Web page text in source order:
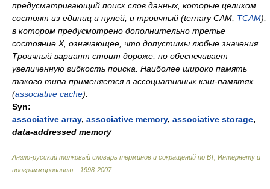
предусматривающий поиск слов данных, которые целиком
состоят из единиц и нулей, и троичный (ternary САМ, TCAM),
в котором предусмотрено дополнительно третье
состояние Х, означающее, что допустимы любые значения.
Троичный вариант стоит дороже, но обеспечивает
увеличенную гибкость поиска. Наиболее широко память
такого типа применяется в ассоциативных кэш-памятях
(associative cache).
Syn:
associative array, associative memory, associative storage,
data-addressed memory
Англо-русский толковый словарь терминов и сокращений по ВТ, Интернету и
программированию.
1998-2007.